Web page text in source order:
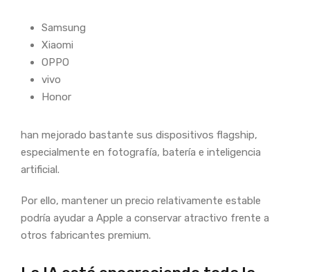
Samsung
Xiaomi
OPPO
vivo
Honor
han mejorado bastante sus dispositivos flagship,
especialmente en fotografía, batería e inteligencia
artificial.
Por ello, mantener un precio relativamente estable
podría ayudar a Apple a conservar atractivo frente a
otros fabricantes premium.